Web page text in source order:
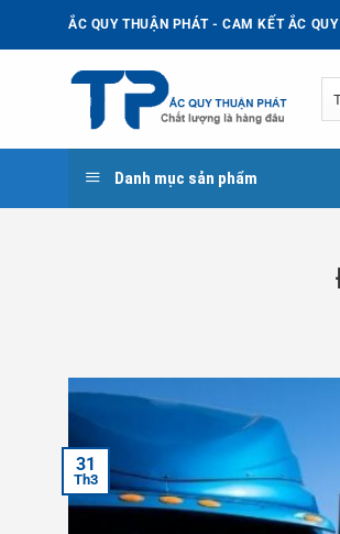
ẮC QUY THUẬN PHÁT - CAM KẾT ẮC
Danh mục sản phẩm
31
Th3